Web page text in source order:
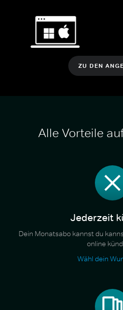
ZU DEN
Alle Vorteile
Jederzeit
Dein Monatsabo kannst du
online
Wähl dein